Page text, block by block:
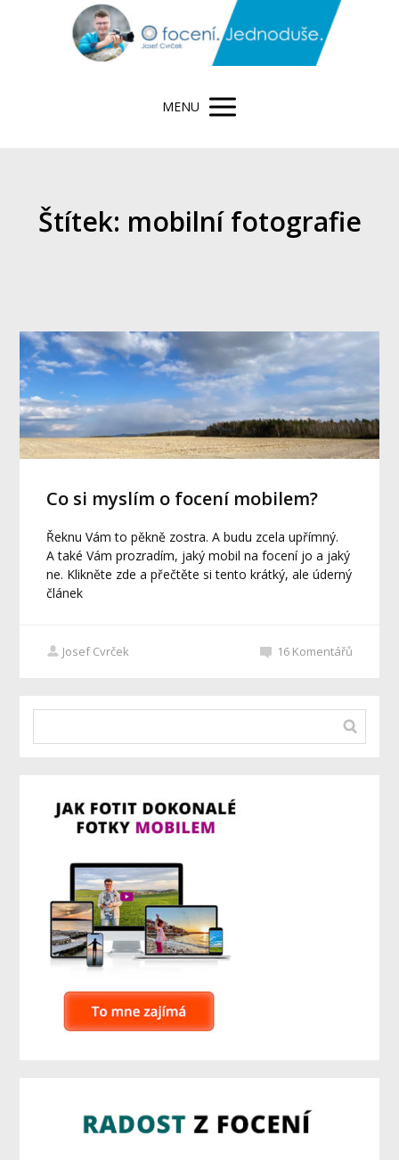
MENU
Štítek: mobilní fotografie
Co si myslím o focení mobilem?
Řeknu Vám to pěkně zostra. A budu zcela upřímný.
A také Vám prozradím, jaký mobil na focení jo a jaký
ne. Klikněte zde a přečtěte si tento krátký, ale úderný
článek
Josef Cvrček 16 Komentářů